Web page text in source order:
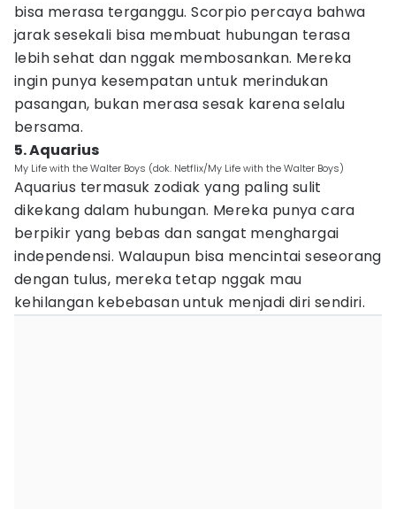
bisa merasa terganggu. Scorpio percaya bahwa
jarak sesekali bisa membuat hubungan terasa
lebih sehat dan nggak membosankan. Mereka
ingin punya kesempatan untuk merindukan
pasangan, bukan merasa sesak karena selalu
bersama.
5. Aquarius
My Life with the Walter Boys (dok. Netflix/My Life with the Walter Boys)
Aquarius termasuk zodiak yang paling sulit
dikekang dalam hubungan. Mereka punya cara
berpikir yang bebas dan sangat menghargai
independensi. Walaupun bisa mencintai seseorang
dengan tulus, mereka tetap nggak mau
kehilangan kebebasan untuk menjadi diri sendiri.